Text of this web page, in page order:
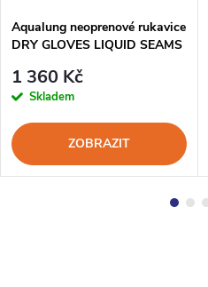
Aqualung neoprenové rukavice
DRY GLOVES LIQUID SEAMS
1 360 Kč
Skladem
ZOBRAZIT